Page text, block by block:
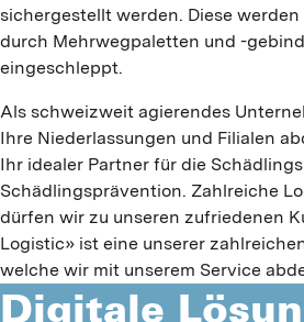
sichergestellt werden. Diese
durch Mehrwegpaletten und -
eingeschleppt.
Als schweizweit agierendes
Ihre Niederlassungen und Filialen
Ihr idealer Partner für die
Schädlingsprävention. Zahlreiche
dürfen wir zu unseren zufriedenen
Logistic» ist eine unserer
welche wir mit unserem Service
Digitale